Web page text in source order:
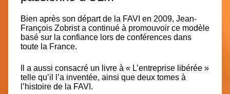
Bien après son départ de la FAVI en 2009, Jean-
François Zobrist a continué à promouvoir ce modèle
basé sur la confiance lors de conférences dans
toute la France.
Il a aussi consacré un livre à « L’entreprise libérée »
telle qu’il l’a inventée, ainsi que deux tomes à
l’histoire de la FAVI.